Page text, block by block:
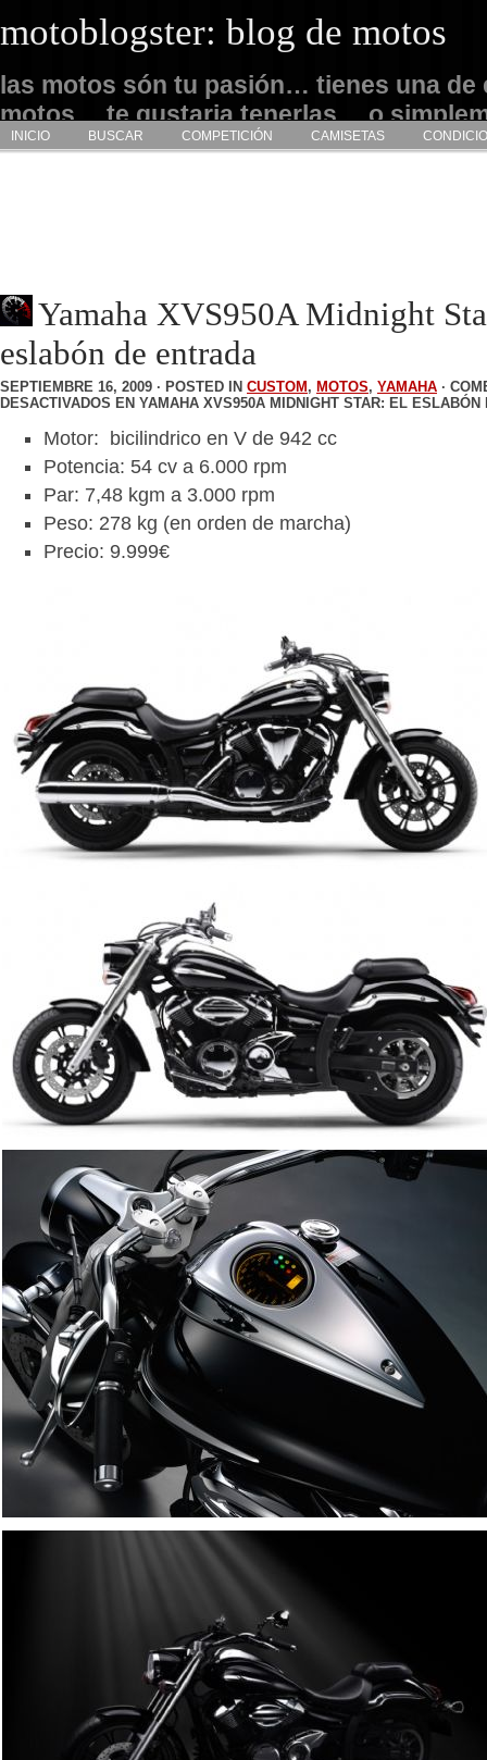
motoblogster: blog de motos
las motos són tu pasión… tienes una de
motos… te gustaria tenerlas… o
admirarlas… este es tu sitio
INICIO BUSCAR COMPETICIÓN CAMISETAS
Yamaha XVS950A Midnight
eslabón de entrada
SEPTIEMBRE 16, 2009 · POSTED IN CUSTOM , MOTOS, YAMAHA ·
DESACTIVADOS EN YAMAHA XVS950A MIDNIGHT STAR: EL ESLABÓN
Motor: bicilindrico en V de 942 cc
Potencia: 54 cv a 6.000 rpm
Par: 7,48 kgm a 3.000 rpm
Peso: 278 kg (en orden de marcha)
Precio: 9.999€